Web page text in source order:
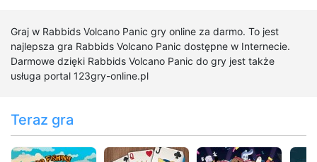
Graj w Rabbids Volcano Panic gry online za darmo. To jest
najlepsza gra Rabbids Volcano Panic dostępne w Internecie.
Darmowe dzięki Rabbids Volcano Panic do gry jest także
usługa portal 123gry-online.pl
Teraz gra